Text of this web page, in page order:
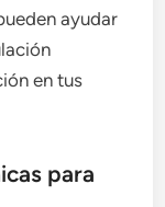
ayudar
en tus
para